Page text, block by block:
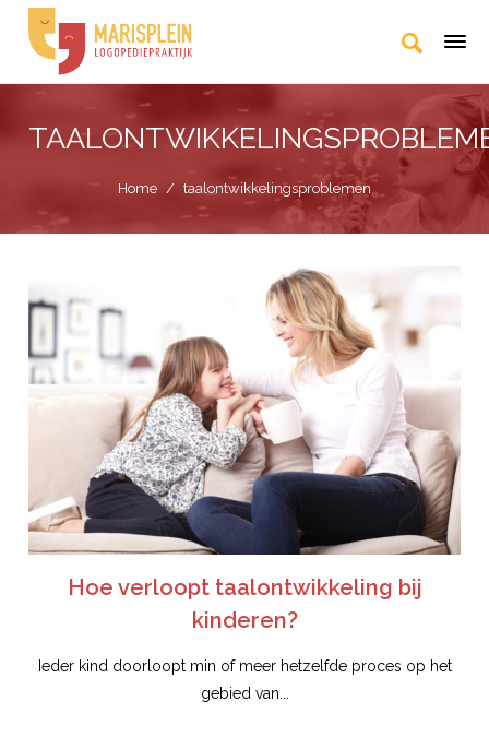
Home / taalontwikkelingsproblemen
Hoe verloopt taalontwikkeling bij
kinderen?
Ieder kind doorloopt min of meer hetzelfde proces op het
gebied van...